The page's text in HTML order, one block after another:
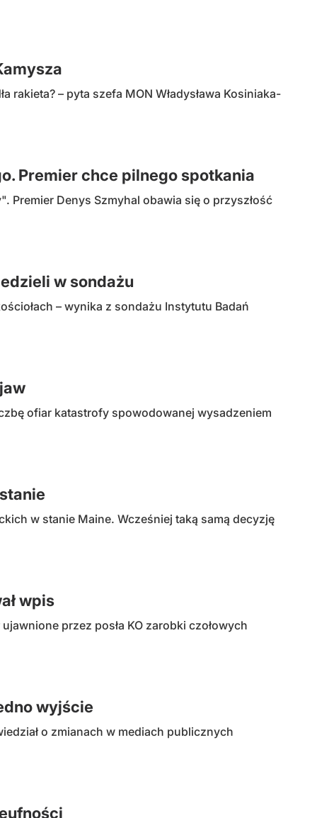
– pyta szefa MON Władysława Kosiniaka-
Premier chce pilnego spotkania
Premier Denys Szmyhal obawia się o przyszłość
w sondażu
– wynika z sondażu Instytutu Badań
ofiar katastrofy spowodowanej wysadzeniem
w stanie Maine. Wcześniej taką samą decyzję
wpis
przez posła KO zarobki czołowych
wyjście
o zmianach w mediach publicznych